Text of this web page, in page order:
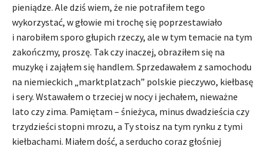
pieniądze. Ale dziś wiem, że nie potrafiłem tego
wykorzystać, w głowie mi trochę się poprzestawiało
i narobiłem sporo głupich rzeczy, ale w tym temacie na tym
zakończmy, proszę. Tak czy inaczej, obraziłem się na
muzykę i zająłem się handlem. Sprzedawałem z samochodu
na niemieckich „marktplatzach” polskie pieczywo, kiełbasę
i sery. Wstawałem o trzeciej w nocy i jechałem, nieważne
lato czy zima. Pamiętam – śnieżyca, minus dwadzieścia czy
trzydzieści stopni mrozu, a Ty stoisz na tym rynku z tymi
kiełbachami. Miałem dość, a serducho coraz głośniej